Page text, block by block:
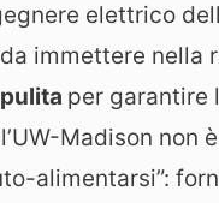
elettrico
immettere nella
per garantire
Madison non
alimentarsi”: